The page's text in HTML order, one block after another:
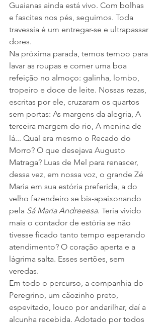
Guaianas ainda está vivo. Com bolhas
e fascites nos pés, seguimos. Toda
travessia é um entregar-se e ultrapassar
dores.
Na próxima parada, temos tempo para
lavar as roupas e comer uma boa
refeição no almoço: galinha, lombo,
tropeiro e doce de leite. Nossas rezas,
escritas por ele, cruzaram os quartos
sem portas: As margens da alegria, A
terceira margem do rio, A menina de
lá... Qual era mesmo o Recado do
Morro? O que desejava Augusto
Matraga? Luas de Mel para renascer,
dessa vez, em nossa voz, o grande Zé
Maria em sua estória preferida, a do
velho fazendeiro se bis-apaixonando
pela Sá Maria Andreeesa. Teria vivido
mais o contador de estória se não
tivesse ficado tanto tempo esperando
atendimento? O coração aperta e a
lágrima salta. Esses sertões, sem
veredas.
Em todo o percurso, a companhia do
Peregrino, um cãozinho preto,
espevitado, louco por andarilhar, daí a
alcunha recebida. Adotado por todos